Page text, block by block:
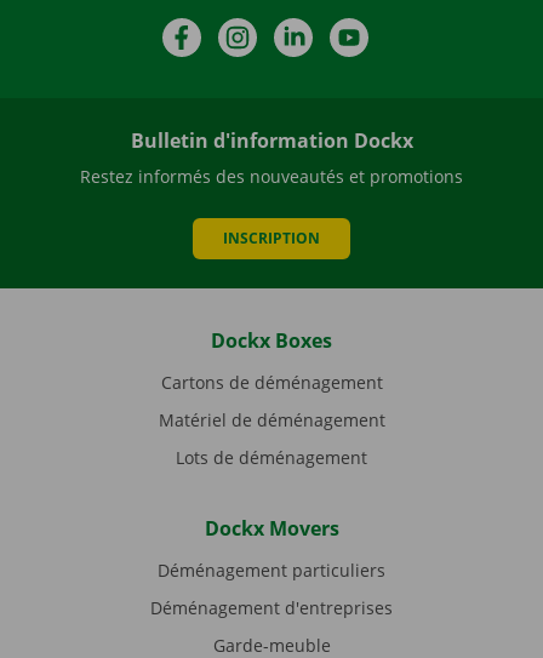
FacebookInstagramLinkedIn
Bulletin d'information Dockx
Restez informés des nouveautés et promotions
INSCRIPTION
Dockx Boxes
Cartons de déménagement
Matériel de déménagement
Lots de déménagement
Dockx Movers
Déménagement particuliers
Déménagement d'entreprises
Garde-meuble